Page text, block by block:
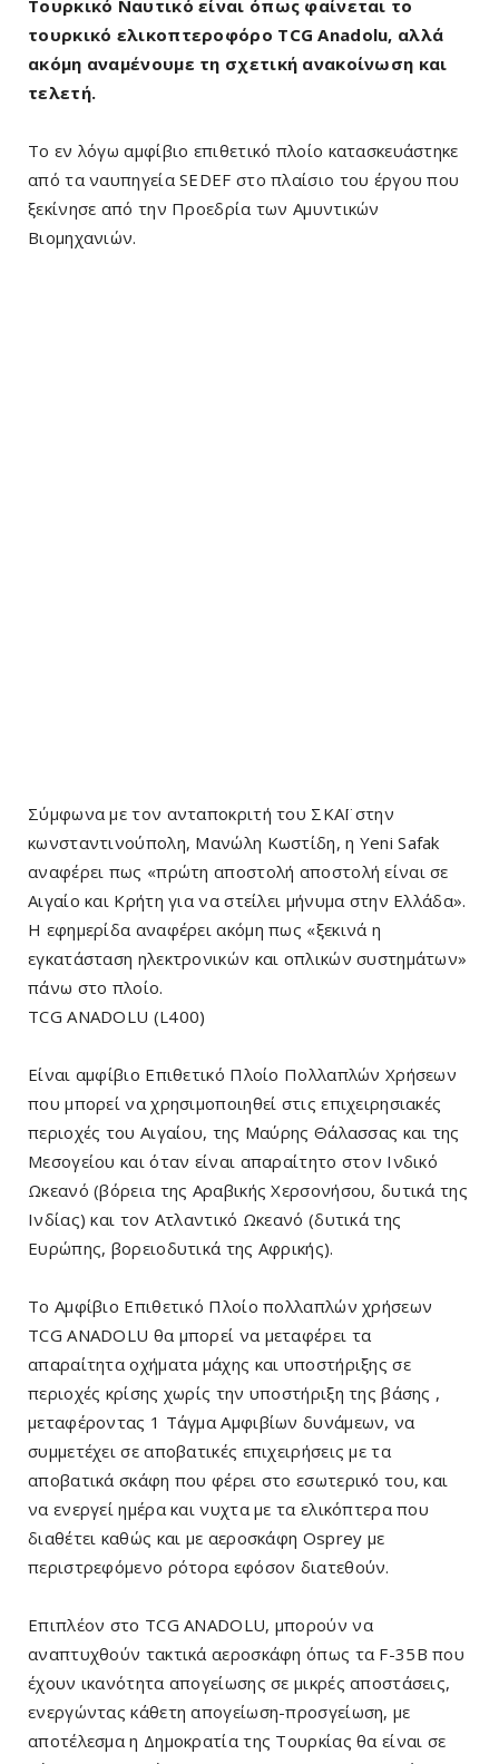
Τουρκικό Ναυτικό είναι όπως φαίνεται το
τουρκικό ελικοπτεροφόρο TCG Anadolu, αλλά
ακόμη αναμένουμε τη σχετική ανακοίνωση και
τελετή.
Το εν λόγω αμφίβιο επιθετικό πλοίο κατασκευάστηκε
από τα ναυπηγεία SEDEF στο πλαίσιο του έργου που
ξεκίνησε από την Προεδρία των Αμυντικών
Βιομηχανιών.
Σύμφωνα με τον ανταποκριτή του ΣΚΑΪ στην
κωνσταντινούπολη, Μανώλη Κωστίδη, η Yeni Safak
αναφέρει πως «πρώτη αποστολή αποστολή είναι σε
Αιγαίο και Κρήτη για να στείλει μήνυμα στην Ελλάδα».
Η εφημερίδα αναφέρει ακόμη πως «ξεκινά η
εγκατάσταση ηλεκτρονικών και οπλικών συστημάτων»
πάνω στο πλοίο.
TCG ANADOLU (L400)
Είναι αμφίβιο Επιθετικό Πλοίο Πολλαπλών Χρήσεων
που μπορεί να χρησιμοποιηθεί στις επιχειρησιακές
περιοχές του Αιγαίου, της Μαύρης Θάλασσας και της
Μεσογείου και όταν είναι απαραίτητο στον Ινδικό
Ωκεανό (βόρεια της Αραβικής Χερσονήσου, δυτικά της
Ινδίας) και τον Ατλαντικό Ωκεανό (δυτικά της
Ευρώπης, βορειοδυτικά της Αφρικής).
Το Αμφίβιο Επιθετικό Πλοίο πολλαπλών χρήσεων
TCG ANADOLU θα μπορεί να μεταφέρει τα
απαραίτητα οχήματα μάχης και υποστήριξης σε
περιοχές κρίσης χωρίς την υποστήριξη της βάσης ,
μεταφέροντας 1 Τάγμα Αμφιβίων δυνάμεων, να
συμμετέχει σε αποβατικές επιχειρήσεις με τα
αποβατικά σκάφη που φέρει στο εσωτερικό του, και
να ενεργεί ημέρα και νυχτα με τα ελικόπτερα που
διαθέτει καθώς και με αεροσκάφη Osprey με
περιστρεφόμενο ρότορα εφόσον διατεθούν.
Επιπλέον στο TCG ANADOLU, μπορούν να
αναπτυχθούν τακτικά αεροσκάφη όπως τα F-35B που
έχουν ικανότητα απογείωσης σε μικρές αποστάσεις,
ενεργώντας κάθετη απογείωση-προσγείωση, με
αποτέλεσμα η Δημοκρατία της Τουρκίας θα είναι σε